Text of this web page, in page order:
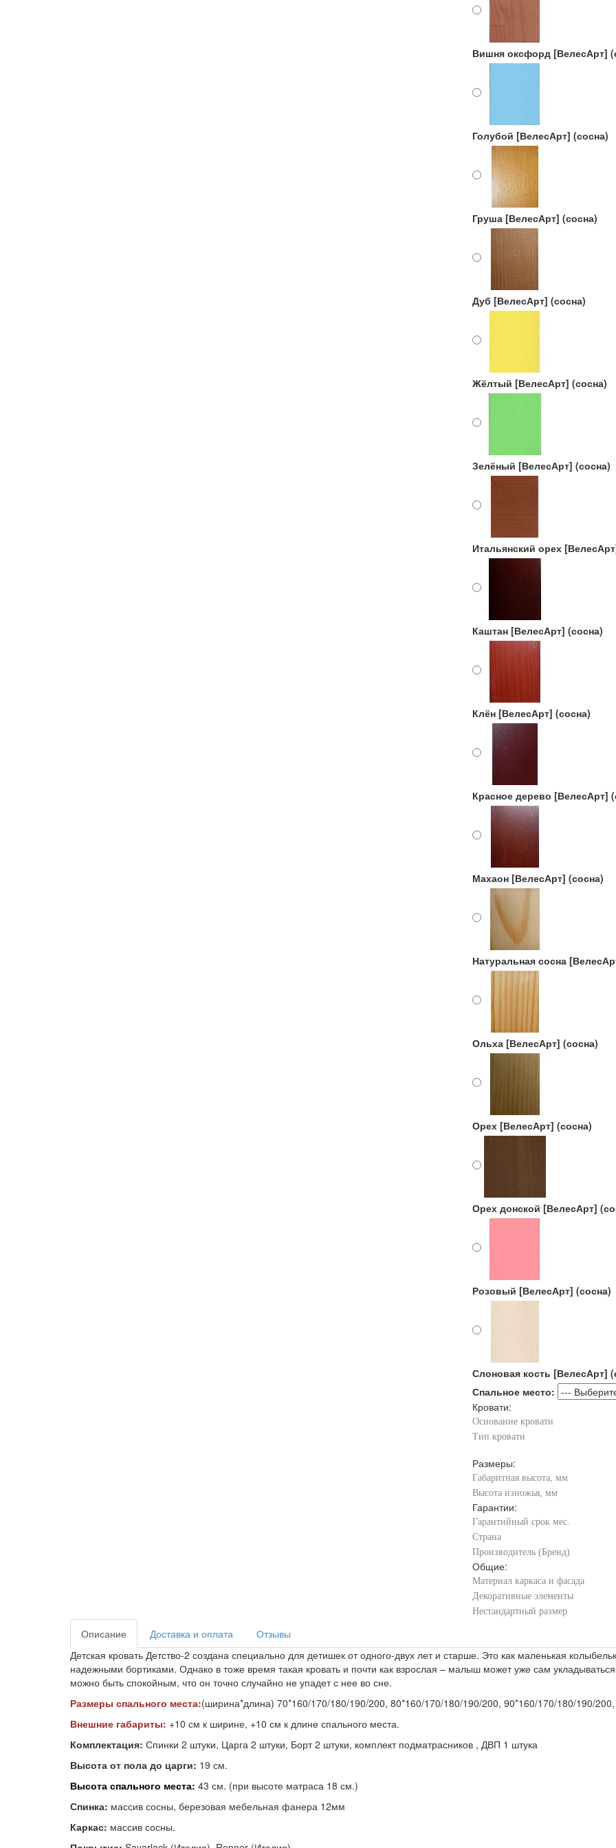
Вишня оксфорд [ВелесАрт]
Голубой [ВелесАрт] (сосна)
Груша [ВелесАрт] (сосна)
Дуб [ВелесАрт] (сосна)
Жёлтый [ВелесАрт] (сосна)
Зелёный [ВелесАрт] (сосна)
Итальянский орех
Каштан [ВелесАрт] (сосна)
Клён [ВелесАрт] (сосна)
Красное дерево [ВелесАрт]
Махаон [ВелесАрт] (сосна)
Натуральная сосна
Ольха [ВелесАрт] (сосна)
Орех [ВелесАрт] (сосна)
Орех донской [ВелесАрт]
Розовый [ВелесАрт] (сосна)
Слоновая кость [ВелесАрт]
Спальное место:
Кровати:
Основание кровати
Тип кровати
Размеры:
Габаритная высота, мм
Высота изножья, мм
Гарантии:
Гарантийный срок мес.
Страна
Производитель (Бренд)
Общие:
Материал каркаса и фасада
Декоративные элементы
Нестандартный размер
Описание Доставка и оплата
Отзывы
Детская кровать Детство-2 создана специально для детишек от одного-двух лет и старше. Это как маленькая
надежными бортиками. Однако в тоже время такая кровать и почти как взрослая – малыш может уже сам
можно быть спокойным, что он точно случайно не упадет с нее во сне.
Размеры спального места:(ширина*длина) 70*160/170/180/190/200, 80*160/170/180/190/200, 90*160/170/180/190/
Внешние габариты: +10 см к ширине, +10 см к длине спального места.
Комплектация: Спинки 2 штуки, Царга 2 штуки, Борт 2 штуки, комплект подматрасников , ДВП 1 штука
Высота от пола до царги: 19 см.
Высота спального места: 43 см. (при высоте матраса 18 см.)
Спинка: массив сосны, березовая мебельная фанера 12мм
Каркас: массив сосны.